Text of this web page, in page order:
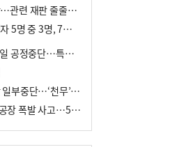
중대재해법 위헌제청 파장…관련 재판 줄줄이 브레이크
한화에어로 폭발사고 희생자 5명 중 3명, 7일 영면
한화에어로스페이스, 4·5일 공정중단…특별 안전점검
한화에어로 대전공장 생산 일부중단…‘천무’ 수출 비상
한화에어로스페이스 대전공장 폭발 사고…5명 사망·2명 부상(종합)